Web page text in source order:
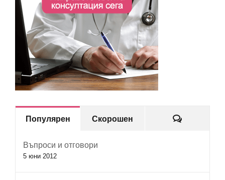
Популярен Скорошен Коментари
Въпроси и отговори
5 юни 2012